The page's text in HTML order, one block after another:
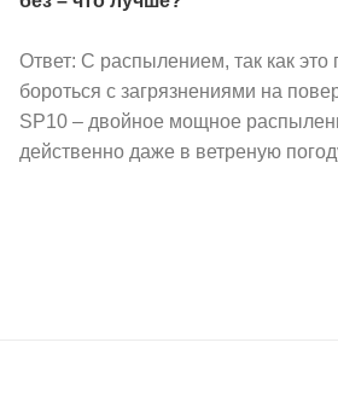
Ответ: С распылением, так как это
бороться с загрязнениями на
SP10 – двойное мощное
действенно даже в ветреную